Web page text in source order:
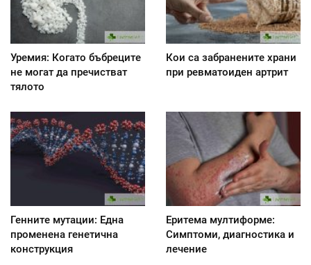
Уремия: Когато бъбреците
не могат да пречистват
тялото
Кои са забранените храни
при ревматоиден артрит
Генните мутации: Една
променена генетична
конструкция
Еритема мултиформе:
Симптоми, диагностика и
лечение